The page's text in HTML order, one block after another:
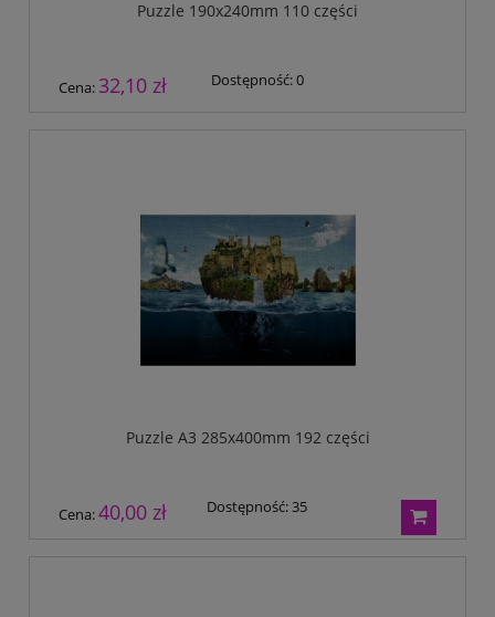
Puzzle 190x240mm 110 części
Cena: 32,10 zł Dostępność:0
Puzzle A3 285x400mm 192 części
Cena:40,00 zł Dostępność:35